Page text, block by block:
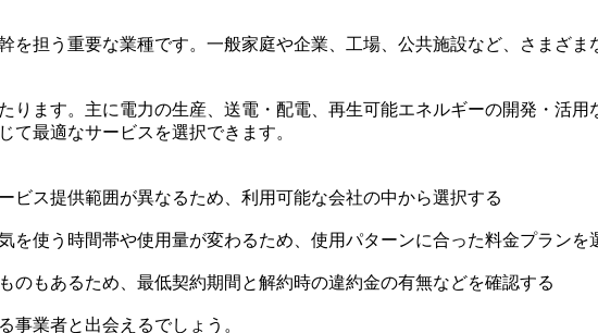
を担う重要な業種です。一般家庭や企業、工場、公共施設など、さまざ
ります。主に電力の生産、送電・配電、再生可能エネルギーの開発・活
て最適なサービスを選択できます。
ビス提供範囲が異なるため、利用可能な会社の中から選択する
を使う時間帯や使用量が変わるため、使用パターンに合った料金プランを
のもあるため、最低契約期間と解約時の違約金の有無などを確認する
事業者と出会えるでしょう。